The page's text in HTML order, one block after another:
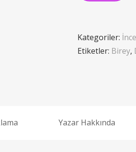
Kategoriler:
Etiketler: Birey,
Yazar Hakkında